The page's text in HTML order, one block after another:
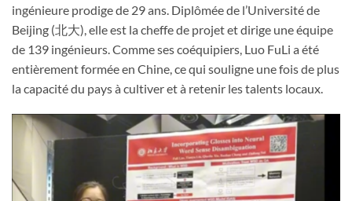
ingénieure prodige de 29 ans. Diplômée de l’Université de
Beijing (北大), elle est la cheffe de projet et dirige une équipe
de 139 ingénieurs. Comme ses coéquipiers, Luo FuLi a été
entièrement formée en Chine, ce qui souligne une fois de plus
la capacité du pays à cultiver et à retenir les talents locaux.